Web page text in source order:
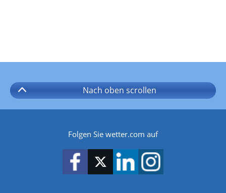
Nach oben scrollen
Folgen Sie wetter.com auf